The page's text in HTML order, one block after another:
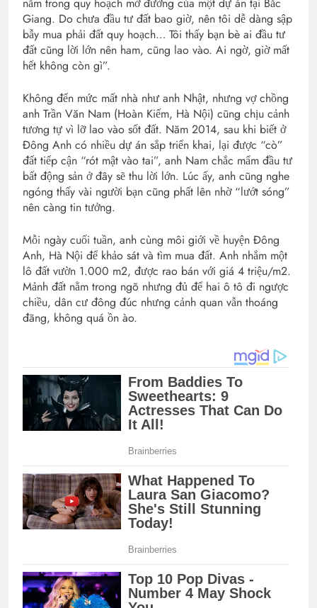
nằm trong quy hoạch mở đường của một dự án tại Bắc
Giang. Do chưa đầu tư đất bao giờ, nên tôi dễ dàng sập
bẫy mua phải đất quy hoạch… Tôi thấy bạn bè ai đầu tư
đất cũng lời lớn nên ham, cũng lao vào. Ai ngờ, giờ mất
hết không còn gì”.
Không đến mức mất nhà như anh Nhật, nhưng vợ chồng
anh Trần Văn Nam (Hoàn Kiếm, Hà Nội) cũng chịu cảnh
tương tự vì lỡ lao vào sốt đất. Năm 2014, sau khi biết ở
Đông Anh có nhiều dự án sắp triển khai, lại được “cò”
đất tiếp cận “rót mật vào tai”, anh Nam chắc mẩm đầu tư
bất động sản ở đây sẽ thu lời lớn. Lúc ấy, anh cũng nghe
ngóng thấy vài người bạn cũng phất lên nhờ “lướt sóng”
nên càng tin tưởng.
Mỗi ngày cuối tuần, anh cùng môi giới về huyện Đông
Anh, Hà Nội để khảo sát và tìm mua đất. Anh nhắm một
lô đất vườn 1.000 m2, được rao bán với giá 4 triệu/m2.
Mảnh đất nằm trong ngõ nhưng đủ để hai ô tô đi ngược
chiều, dân cư đông đúc nhưng cảnh quan vẫn thoáng
đãng, không quá ồn ào.